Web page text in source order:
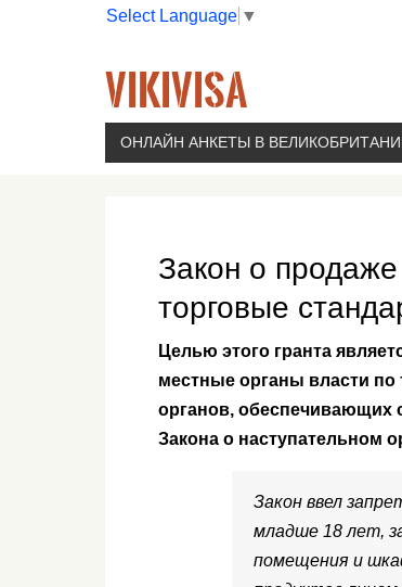
Select Language ▼
VIKIVISA
Г. МОСКВА, 2-Й СЫРОМЯТНИЧЕСКИЙ
ОНЛАЙН АНКЕТЫ В
Закон о
торговые
Целью этого гранта
местные органы власти по
органов, обеспечивающих
Закона о наступательном
Закон ввел
младше 18 лет,
помещения и